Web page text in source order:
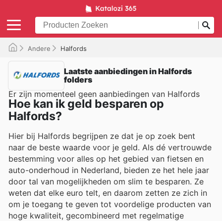
Andere Halfords
Laatste aanbiedingen in Halfords
folders
Er zijn momenteel geen aanbiedingen van Halfords
Hoe kan ik geld besparen op
Halfords?
Hier bij Halfords begrijpen ze dat je op zoek bent
naar de beste waarde voor je geld. Als dé vertrouwde
bestemming voor alles op het gebied van fietsen en
auto-onderhoud in Nederland, bieden ze het hele jaar
door tal van mogelijkheden om slim te besparen. Ze
weten dat elke euro telt, en daarom zetten ze zich in
om je toegang te geven tot voordelige producten van
hoge kwaliteit, gecombineerd met regelmatige